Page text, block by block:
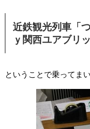
近鉄観光列車「
ｙ関西ユアブリ
ということで乗ってま